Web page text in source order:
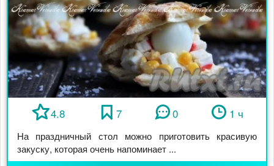
4.8 7 0 1 ч
На праздничный стол можно приготовить красивую
закуску, которая очень напоминает ...